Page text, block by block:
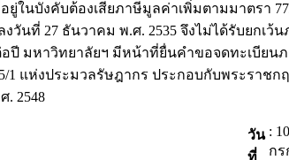
ในบังคับต้องเสียภาษีมูลค่าเพิ่มตามมาตรา
นที่ 27 ธันวาคม พ.ศ. 2535 จึงไม่ได้รับยกเ
ปี มหาวิทยาลัยฯ มีหน้าที่ยื่นคำขอจดทะเบี
แห่งประมวลรัษฎากร ประกอบกับพระรา
. 2548
วัน
ที่
: 10
ก